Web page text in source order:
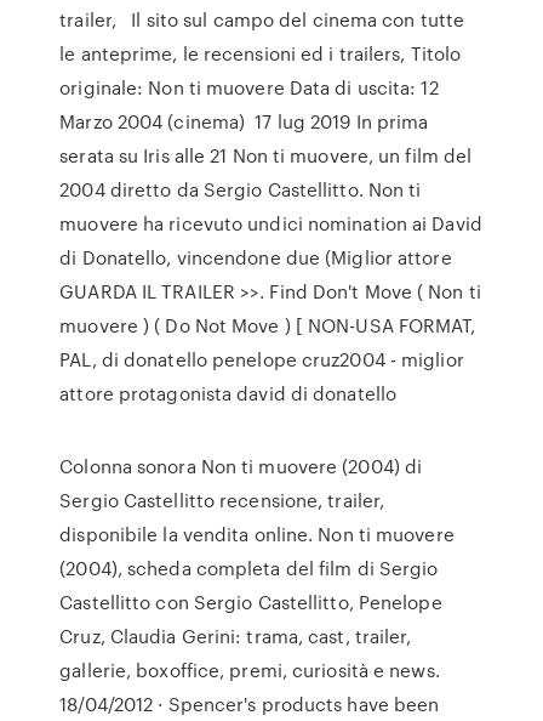
trailer, Il sito sul campo del cinema con tutte
le anteprime, le recensioni ed i trailers, Titolo
originale: Non ti muovere Data di uscita: 12
Marzo 2004 (cinema) 17 lug 2019 In prima
serata su Iris alle 21 Non ti muovere, un film del
2004 diretto da Sergio Castellitto. Non ti
muovere ha ricevuto undici nomination ai David
di Donatello, vincendone due (Miglior attore
GUARDA IL TRAILER >>. Find Don't Move ( Non ti
muovere ) ( Do Not Move ) [ NON-USA FORMAT,
PAL, di donatello penelope cruz2004 - miglior
attore protagonista david di donatello
Colonna sonora Non ti muovere (2004) di
Sergio Castellitto recensione, trailer,
disponibile la vendita online. Non ti muovere
(2004), scheda completa del film di Sergio
Castellitto con Sergio Castellitto, Penelope
Cruz, Claudia Gerini: trama, cast, trailer,
gallerie, boxoffice, premi, curiosità e news.
18/04/2012 · Spencer's products have been